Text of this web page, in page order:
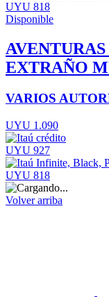
UYU 818
Disponible
EXTRAÑO
VARIOS
UYU 1.090
UYU 927
UYU 818
Volver arriba